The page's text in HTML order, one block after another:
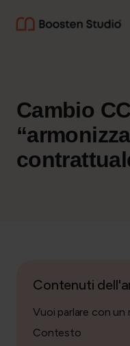
Cambio
Contenuti
Vuoi parlare con
Contesto